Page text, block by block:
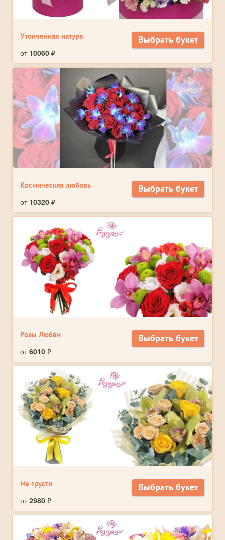
Утонченная натура
от 10060 ₽
Выбрать букет
Космическая любовь
от 10320 ₽
Выбрать букет
Розы Любви
от6010 ₽
Выбрать букет
Не грусти
от2980 ₽
Выбрать букет